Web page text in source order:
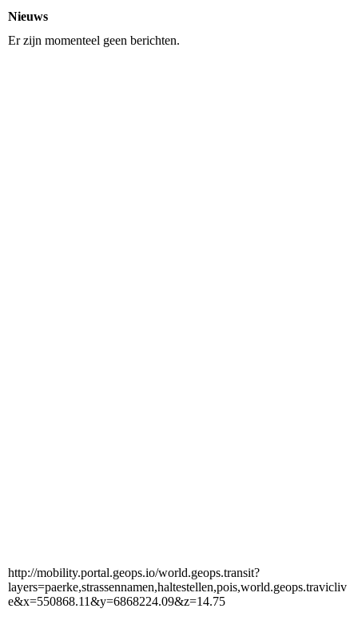
Nieuws
Er zijn momenteel geen berichten.
http://mobility.portal.geops.io/world.geops.transit?
layers=paerke,strassennamen,haltestellen,pois,world.geops.travicliv
e&x=550868.11&y=6868224.09&z=14.75